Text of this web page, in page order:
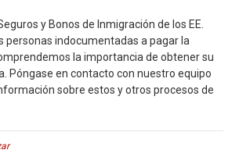
y Bonos de Inmigración de los EE.
personas indocumentadas a pagar la
la importancia de obtener su
Póngase en contacto con nuestro equipo
sobre estos y otros procesos de